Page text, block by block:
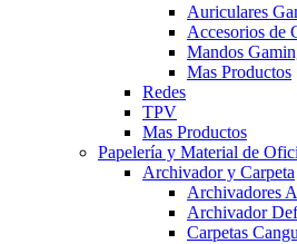
Auriculares
Accesorios de
Mandos
Mas Productos
Redes
TPV
Mas Productos
Papelería y Material de
Archivador y Carpeta
Archivadores
Archivador
Carpetas